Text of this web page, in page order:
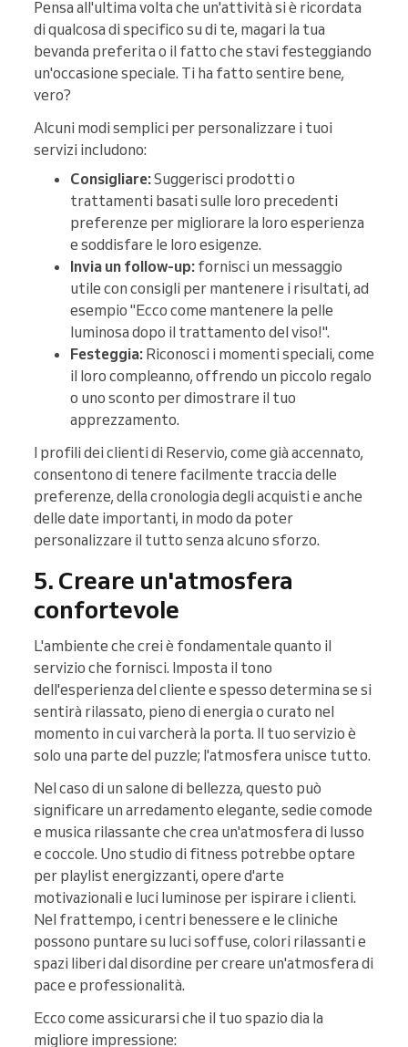
Pensa all'ultima volta che un'attività si è ricordata
di qualcosa di specifico su di te, magari la tua
bevanda preferita o il fatto che stavi festeggiando
un'occasione speciale. Ti ha fatto sentire bene,
vero?
Alcuni modi semplici per personalizzare i tuoi
servizi includono:
Consigliare:Suggerisci prodotti o
trattamenti basati sulle loro precedenti
preferenze per migliorare la loro esperienza
e soddisfare le loro esigenze.
Invia un follow-up: fornisci un messaggio
utile con consigli per mantenere i risultati, ad
esempio "Ecco come mantenere la pelle
luminosa dopo il trattamento del viso!".
Festeggia: Riconosci i momenti speciali, come
il loro compleanno, offrendo un piccolo regalo
o uno sconto per dimostrare il tuo
apprezzamento.
I profili dei clienti di Reservio, come già accennato,
consentono di tenere facilmente traccia delle
preferenze, della cronologia degli acquisti e anche
delle date importanti, in modo da poter
personalizzare il tutto senza alcuno sforzo.
5. Creare un'atmosfera
confortevole
L'ambiente che crei è fondamentale quanto il
servizio che fornisci. Imposta il tono
dell'esperienza del cliente e spesso determina se si
sentirà rilassato, pieno di energia o curato nel
momento in cui varcherà la porta. Il tuo servizio è
solo una parte del puzzle; l'atmosfera unisce tutto.
Nel caso di un salone di bellezza, questo può
significare un arredamento elegante, sedie comode
e musica rilassante che crea un'atmosfera di lusso
e coccole. Uno studio di fitness potrebbe optare
per playlist energizzanti, opere d'arte
motivazionali e luci luminose per ispirare i clienti.
Nel frattempo, i centri benessere e le cliniche
possono puntare su luci soffuse, colori rilassanti e
spazi liberi dal disordine per creare un'atmosfera di
pace e professionalità.
Ecco come assicurarsi che il tuo spazio dia la
migliore impressione: